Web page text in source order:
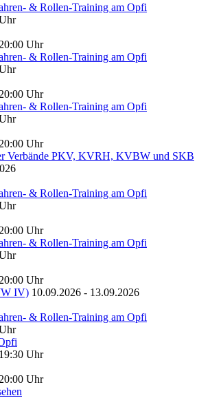
& Rollen-Training am Opfi
20:00 Uhr
& Rollen-Training am Opfi
20:00 Uhr
& Rollen-Training am Opfi
20:00 Uhr
Verbände PKV, KVRH, KVBW und SKB
& Rollen-Training am Opfi
20:00 Uhr
& Rollen-Training am Opfi
20:00 Uhr
IV) 10.09.2026 - 13.09.2026
& Rollen-Training am Opfi
19:30 Uhr
20:00 Uhr